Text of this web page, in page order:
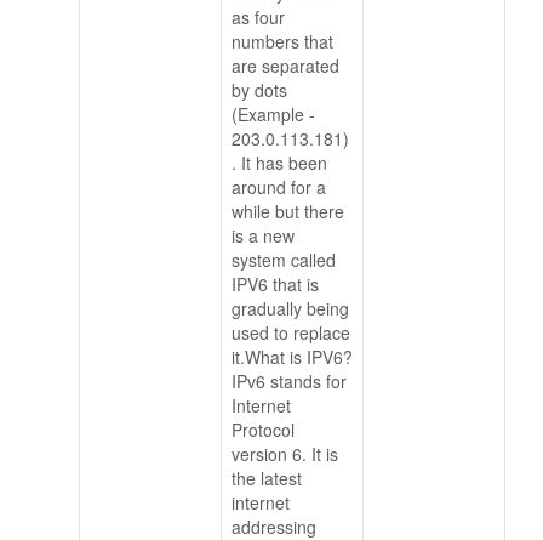
as four
numbers that
are separated
by dots
(Example -
203.0.113.181)
. It has been
around for a
while but there
is a new
system called
IPV6 that is
gradually being
used to replace
it.What is IPV6?
IPv6 stands for
Internet
Protocol
version 6. It is
the latest
internet
addressing